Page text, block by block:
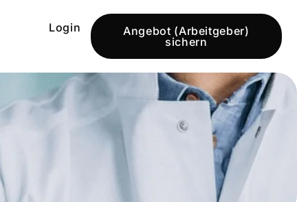
Login
Angebot (Arbeitgeber)
sichern